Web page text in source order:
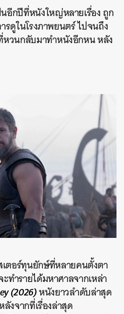
อีกปีที่หนังใหญ่หลายเรื่อง ถูก
รดูในโรงภาพยนตร์ ไปจนถึง
วนกลับมาทำหนังอีกหน หลัง
ตอร์ทุนยักษ์ที่หลายคนตั้งตา
ทำรายได้มหาศาลจากเหล่า
(2026)หนังยาวลำดับล่าสุด
งจากที่เรื่องล่าสุด